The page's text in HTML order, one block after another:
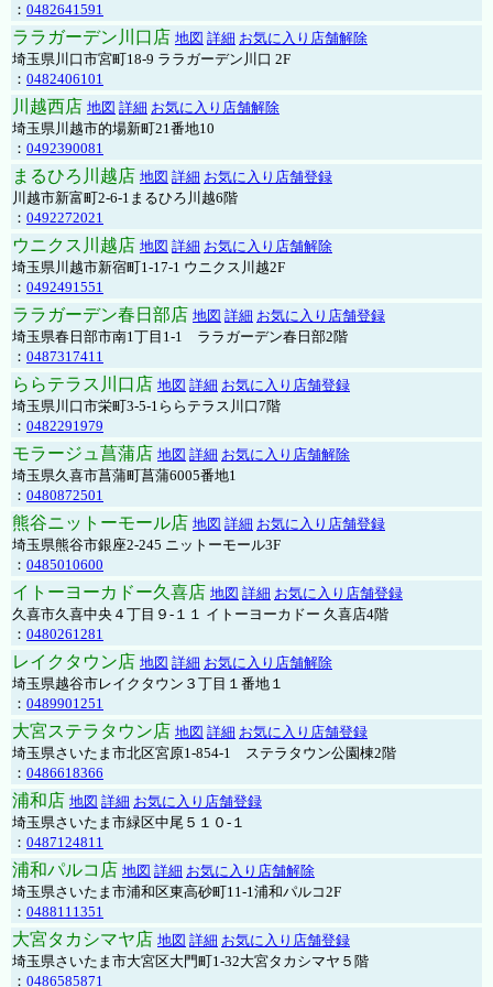
： 0482641591
ララガーデン川口店 地図 詳細 お気に入り店舗解除
埼玉県川口市宮町18-9 ララガーデン川口 2F
： 0482406101
川越西店 地図 詳細 お気に入り店舗解除
埼玉県川越市的場新町21番地10
： 0492390081
まるひろ川越店 地図 詳細 お気に入り店舗登録
川越市新富町2-6-1まるひろ川越6階
： 0492272021
ウニクス川越店 地図 詳細 お気に入り店舗解除
埼玉県川越市新宿町1-17-1 ウニクス川越2F
： 0492491551
ララガーデン春日部店 地図 詳細 お気に入り店舗登録
埼玉県春日部市南1丁目1-1 ララガーデン春日部2階
： 0487317411
ららテラス川口店 地図 詳細 お気に入り店舗登録
埼玉県川口市栄町3-5-1ららテラス川口7階
： 0482291979
モラージュ菖蒲店 地図 詳細 お気に入り店舗解除
埼玉県久喜市菖蒲町菖蒲6005番地1
： 0480872501
熊谷ニットーモール店 地図 詳細 お気に入り店舗登録
埼玉県熊谷市銀座2-245 ニットーモール3F
： 0485010600
イトーヨーカドー久喜店 地図 詳細 お気に入り店舗登録
久喜市久喜中央４丁目９-１１ イトーヨーカドー 久喜店4階
： 0480261281
レイクタウン店 地図 詳細 お気に入り店舗解除
埼玉県越谷市レイクタウン３丁目１番地１
： 0489901251
大宮ステラタウン店 地図 詳細 お気に入り店舗登録
埼玉県さいたま市北区宮原1-854-1 ステラタウン公園棟2階
： 0486618366
浦和店 地図 詳細 お気に入り店舗登録
埼玉県さいたま市緑区中尾５１０-１
： 0487124811
浦和パルコ店 地図 詳細 お気に入り店舗解除
埼玉県さいたま市浦和区東高砂町11-1浦和パルコ2F
： 0488111351
大宮タカシマヤ店 地図 詳細 お気に入り店舗登録
埼玉県さいたま市大宮区大門町1-32大宮タカシマヤ５階
： 0486585871